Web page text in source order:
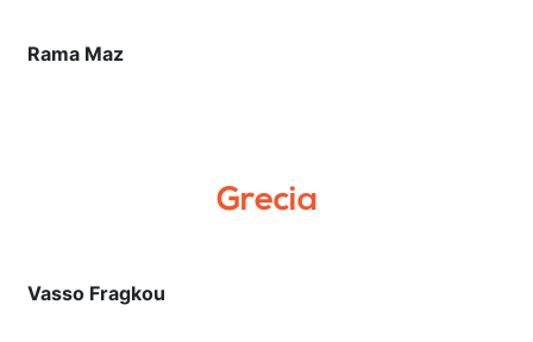
Rama Maz
Grecia
Vasso Fragkou